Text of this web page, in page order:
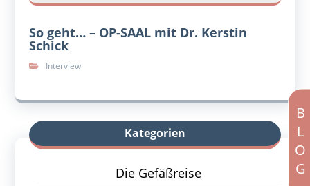
So geht… – OP-SAAL mit Dr. Kerstin
Schick
Interview
Kategorien
Die Gefäßreise
BLOG